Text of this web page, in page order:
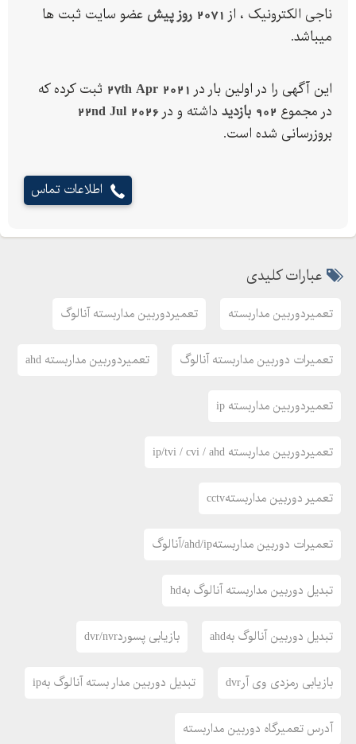
تعمیرات همه مدل CCTV
تبدیل دوربین مداربسته آنالوگ به دوربینAHD
تعمیرات دوربین مداربسته
تعمیر دوربین مداربسته TVI , CVI , SDI , IP , AHD
تعمیر همه مدل دوربین مداربسته
تعمیر و طراحی مدارات دید درشب دوربین مداربسته(مادون قرمز)
تلفن های تماس مرکز تعمیر دوربین مداربسته :
ناجی الکترونیک ، از 2071 روز پیش
عضو سایت ثبت ها
میباشد.
این آگهی را در اولین بار در 27th Apr 2021 ثبت کرده که
در مجموع 902 بازدید داشته و در 22nd Jul 2026
بروزرسانی شده است.
اطلاعات تماس
عبارات کلیدی
تعمیردوربین مداربسته تعمیردوربین مداربسته آنالوگ
تعمیرات دوربین مداربسته آنالوگ تعمیردوربین مداربسته ahd
تعمیردوربین مداربسته ip
تعمیردوربین مداربسته ip/tvi / cvi / ahd
تعمیر دوربین مداربستهcctv
تعمیرات دوربین مداربستهahd/ip/آنالوگ
تبدیل دوربین مداربسته آنالوگ بهhd
تبدیل دوربین آنالوگ بهahd بازیابی پسوردdvr/nvr
بازیابی رمزدی وی آرdvr تبدیل دوربین مدار بسته آنالوگ بهip
آدرس تعمیرگاه دوربین مداربسته